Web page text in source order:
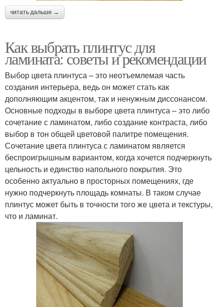
читать дальше →
Как выбрать плинтус для
ламината: советы и рекомендации
Выбор цвета плинтуса – это неотъемлемая часть
создания интерьера, ведь он может стать как
дополняющим акцентом, так и ненужным диссонансом.
Основные подходы в выборе цвета плинтуса – это либо
сочетание с ламинатом, либо создание контраста, либо
выбор в тон общей цветовой палитре помещения.
Сочетание цвета плинтуса с ламинатом является
беспроигрышным вариантом, когда хочется подчеркнуть
цельность и единство напольного покрытия. Это
особенно актуально в просторных помещениях, где
нужно подчеркнуть площадь комнаты. В таком случае
плинтус может быть в точности того же цвета и текстуры,
что и ламинат.